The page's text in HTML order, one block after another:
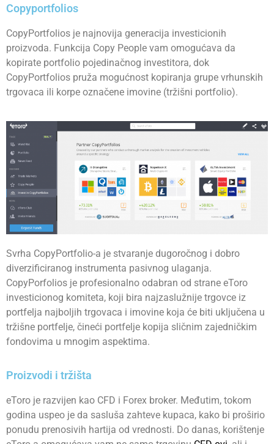
Copyportfolios
CopyPortfolios je najnovija generacija investicionih
proizvoda. Funkcija Copy People vam omogućava da
kopirate portfolio pojedinačnog investitora, dok
CopyPortfolios pruža mogućnost kopiranja grupe vrhunskih
trgovaca ili korpe označene imovine (tržišni portfolio).
Svrha CopyPortfolio-a je stvaranje dugoročnog i dobro
diverzificiranog instrumenta pasivnog ulaganja.
CopyPorfolios je profesionalno odabran od strane eToro
investicionog komiteta, koji bira najzaslužnije trgovce iz
portfelja najboljih trgovaca i imovine koja će biti uključena u
tržišne portfelje, čineći portfelje kopija sličnim zajedničkim
fondovima u mnogim aspektima.
Proizvodi i tržišta
eToro je razvijen kao CFD i Forex broker. Međutim, tokom
godina uspeo je da sasluša zahteve kupaca, kako bi proširio
ponudu prenosivih hartija od vrednosti. Do danas, korištenje